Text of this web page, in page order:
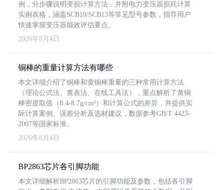
例，分步骤说明变损计算方法，并附电力变压器损耗计算
实例表格，涵盖SCB10/SCB13等常见型号参数，指导用户
快速掌握变压器能效评估要点。
2026年8月4日
铜棒的重量计算方法有哪些
本文详细介绍了铜棒和黄铜棒重量的三种常用计算方法
（理论公式法、查表法、在线工具法），重点解析了黄铜
棒密度取值（8.4-8.7g/cm³）和计算公式的差异，并提供实
际计算案例、误差分析及选材建议，数据参考GB/T 4423-
2007等国家标准。
2026年8月4日
BP2863芯片各引脚功能
本文详细解析BP2863芯片的引脚功能及参数，包括各引脚